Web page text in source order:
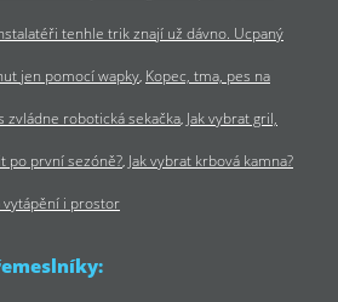
tenhle trik znají už dávno. Ucpaný
jen pomocí wapky Kopec, tma, pes na
zvládne robotická sekačka Jak vybrat gril,
po první sezóně? Jak vybrat krbová kamna?
vytápění i prostor